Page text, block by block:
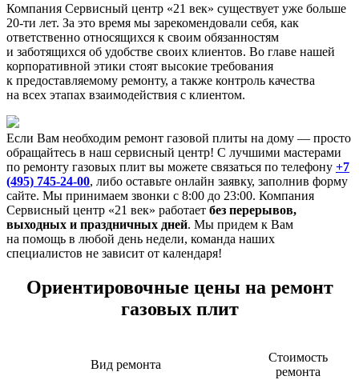
Компания Сервисный центр «21 век» существует уже больше
20-ти лет. За это время мы зарекомендовали себя, как
ответственно относящихся к своим обязанностям
и заботящихся об удобстве своих клиентов. Во главе нашей
корпоративной этики стоят высокие требования
к предоставляемому ремонту, а также контроль качества
на всех этапах взаимодействия с клиентом.
Если Вам необходим ремонт газовой плиты на дому — просто
обращайтесь в наш сервисный центр! С лучшими мастерами
по ремонту газовых плит вы можете связаться по телефону +7
(495) 745-24-00, либо оставьте онлайн заявку, заполнив форму
сайте. Мы принимаем звонки с 8:00 до 23:00. Компания
Сервисный центр «21 век» работает без перерывов,
выходных и праздничных дней. Мы придем к Вам
на помощь в любой день недели, команда наших
специалистов не зависит от календаря!
Ориентировочные цены на ремонт
газовых плит
Вид ремонта
Стоимость
ремонта